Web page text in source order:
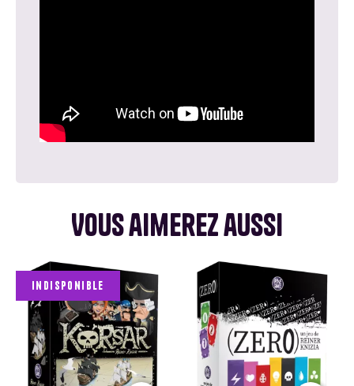
Vous aimerez aussi
Indisponible